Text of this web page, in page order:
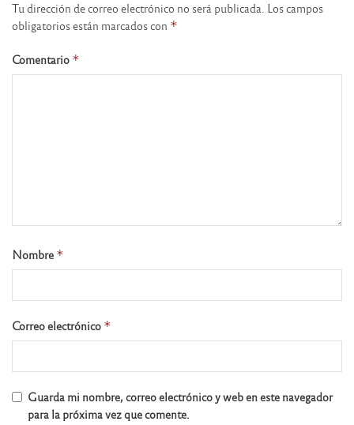
Tu dirección de correo electrónico no será publicada. Los campos
obligatorios están marcados con *
Comentario *
Nombre *
Correo electrónico *
Guarda mi nombre, correo electrónico y web en este navegador
para la próxima vez que comente.